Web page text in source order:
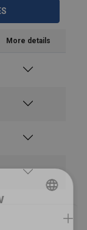
More details